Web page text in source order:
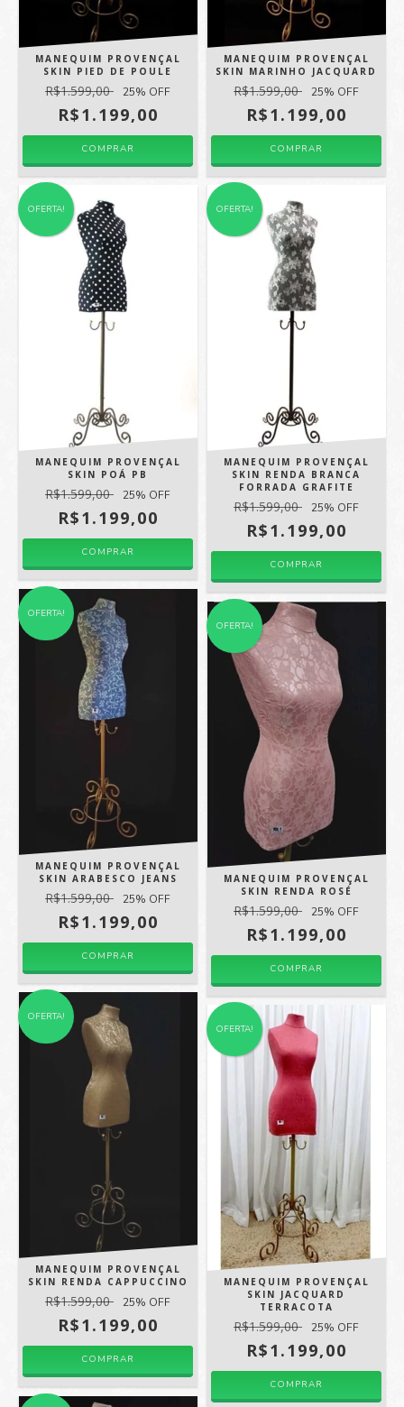
MANEQUIM PROVENÇAL
SKIN PIED DE POULE
R$1.599,00 25% OFF
R$1.199,00
COMPRAR
MANEQUIM PROVENÇAL
SKIN MARINHO JACQUARD
R$1.599,00 25% OFF
R$1.199,00
COMPRAR
OFERTA!
MANEQUIM PROVENÇAL
SKIN POÁ PB
R$1.599,00 25% OFF
R$1.199,00
COMPRAR
OFERTA!
MANEQUIM PROVENÇAL
SKIN RENDA BRANCA
FORRADA GRAFITE
R$1.599,00 25% OFF
R$1.199,00
COMPRAR
OFERTA!
MANEQUIM PROVENÇAL
SKIN ARABESCO JEANS
R$1.599,00 25% OFF
R$1.199,00
COMPRAR
OFERTA!
MANEQUIM PROVENÇAL
SKIN RENDA ROSÉ
R$1.599,00 25% OFF
R$1.199,00
COMPRAR
OFERTA!
MANEQUIM PROVENÇAL
SKIN RENDA CAPPUCCINO
R$1.599,00 25% OFF
R$1.199,00
COMPRAR
OFERTA!
MANEQUIM PROVENÇAL
SKIN JACQUARD
TERRACOTA
R$1.599,00 25% OFF
R$1.199,00
COMPRAR